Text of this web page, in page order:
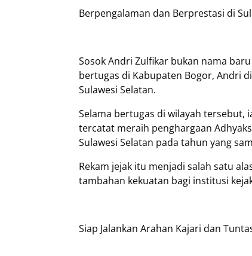
Berpengalaman dan Berprestasi di
Sosok Andri Zulfikar bukan nama
bertugas di Kabupaten Bogor, Andri
Sulawesi Selatan.
Selama bertugas di wilayah tersebut,
tercatat meraih penghargaan
Sulawesi Selatan pada tahun yang
Rekam jejak itu menjadi salah satu
tambahan kekuatan bagi institusi
Siap Jalankan Arahan Kajari dan